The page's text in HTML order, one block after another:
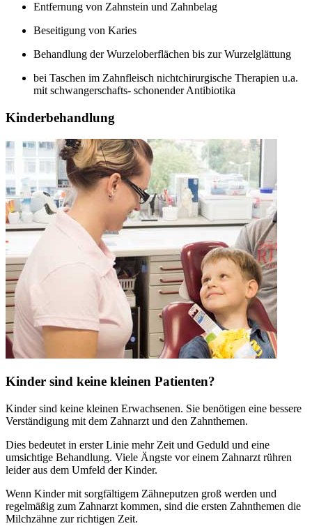
Entfernung von Zahnstein und Zahnbelag
Beseitigung von Karies
Behandlung der Wurzeloberflächen bis zur Wurzelglättung
bei Taschen im Zahnfleisch nichtchirurgische Therapien u.a.
mit schwangerschafts- schonender Antibiotika
Kinderbehandlung
Kinder sind keine kleinen Patienten?
Kinder sind keine kleinen Erwachsenen. Sie benötigen eine bessere
Verständigung mit dem Zahnarzt und den Zahnthemen.
Dies bedeutet in erster Linie mehr Zeit und Geduld und eine
umsichtige Behandlung. Viele Ängste vor einem Zahnarzt rühren
leider aus dem Umfeld der Kinder.
Wenn Kinder mit sorgfältigem Zähneputzen groß werden und
regelmäßig zum Zahnarzt kommen, sind die ersten Zahnthemen die
Milchzähne zur richtigen Zeit.